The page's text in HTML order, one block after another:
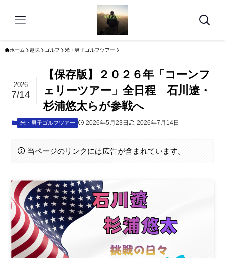
ホーム 趣味 ゴルフ 米・男子ゴルフツアー
【保存版】２０２６年「コーンフ
ェリーツアー」全日程 石川遼・
杉浦悠太らが参戦へ
2026
7/14
米・男子ゴルフツアー 2026年5月23日 2026年7月14日
当ページのリンクには広告が含まれています。